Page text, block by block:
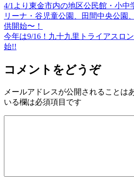
4/1より東金市内の地区公民館・小中
リーナ・谷児童公園、田間中央公園
供開始〜！
今年は9/16！九十九里トライアスロ
始!!
コメントをどうぞ
メールアドレスが公開されることは
いる欄は必須項目です